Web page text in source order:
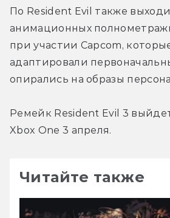
По Resident Evil также
анимационных
при участии Capcom,
адаптировали
опирались на образы
Ремейк Resident Evil 3
Xbox One 3 апреля.
Читайте также